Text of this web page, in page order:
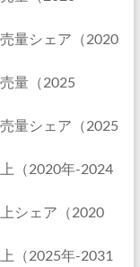
量シェア（2020
量（2025
量シェア（2025
（2020年-2024
シェア（2020
（2025年-2031